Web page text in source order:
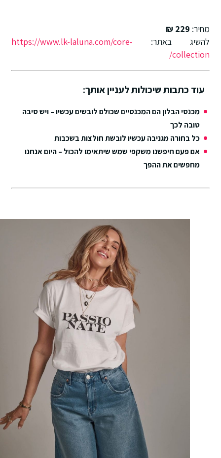
מחיר:229 ₪
להשיג באתר:
https://www.lk-laluna.com/core-
collection/
עוד כתבות שיכולות לעניין אותך:
מכנסי הבלון הם המכנסיים שכולם לובשים עכשיו – ויש סיבה
טובה לכך
כל בחורה מגניבה עכשיו לובשת חולצות בשכבות
אם פעם חיפשנו משקפי שמש שיתאימו להכול – היום אנחנו
מחפשים את ההפך